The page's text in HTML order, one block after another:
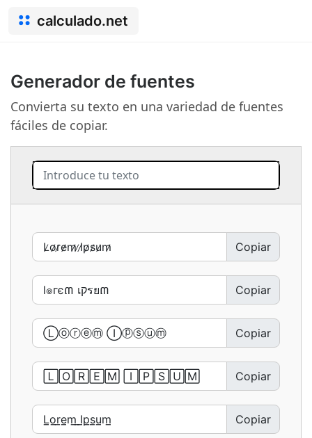
calculado.net
Generador de fuentes
Convierta su texto en una variedad de fuentes
fáciles de copiar.
Copiar
Copiar
Copiar
Copiar
Copiar